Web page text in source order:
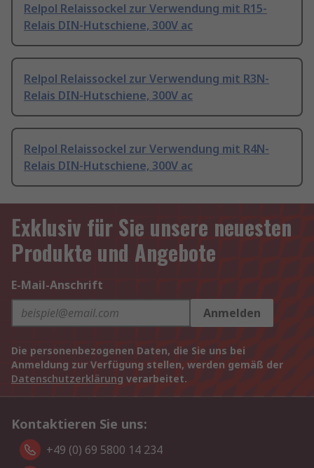
Relpol Relaissockel zur Verwendung mit R15-
Relais DIN-Hutschiene, 300V ac
Relpol Relaissockel zur Verwendung mit R3N-
Relais DIN-Hutschiene, 300V ac
Relpol Relaissockel zur Verwendung mit R4N-
Relais DIN-Hutschiene, 300V ac
Exklusiv für Sie unsere neuesten
Produkte und Angebote
E-Mail-Anschrift
Anmelden
Die personenbezogenen Daten, die Sie uns bei
Anmeldung zur Verfügung stellen, werden gemäß der
Datenschutzerklärung verarbeitet.
Kontaktieren Sie uns:
+49 (0) 69 5800 14 234